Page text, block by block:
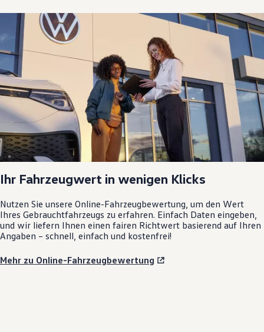
Ihr Fahrzeugwert in wenigen Klicks
Nutzen Sie unsere Online-Fahrzeugbewertung, um den Wert
Ihres Gebrauchtfahrzeugs zu erfahren. Einfach Daten eingeben,
und wir liefern Ihnen einen fairen Richtwert basierend auf Ihren
Angaben – schnell, einfach und kostenfrei!
Mehr zu Online-Fahrzeugbewertung